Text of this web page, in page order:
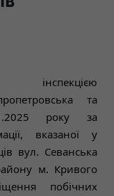
інспекцією
та
року за
вказаної у
вул. Севанська
м. Кривого
побічних